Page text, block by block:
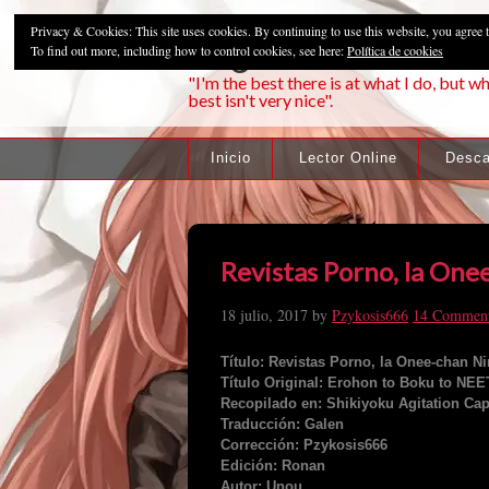
"I'm the best there is at what I do, but
best isn't very nice".
Inicio Lector Online
Revistas Porno, la
18 julio, 2017 by Pzykosis666 14
Título: Revistas Porno, la Onee-chan
Título Original: Erohon to Boku to
Recopilado en: Shikiyoku Agitation
Traducción: Galen
Corrección: Pzykosis666
Edición: Ronan
Privacy & Cookies: This site uses cookies. By continuing to use this website, you agree
To find out more, including how to control cookies, see here:Política de cookies